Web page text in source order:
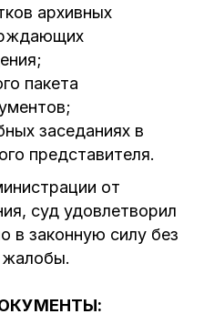
архивных
пакета
заседаниях в
представителя.
от
суд удовлетворил
в законную силу без
жалобы.